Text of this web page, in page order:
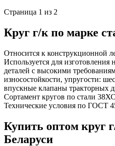
Страница 1 из 2
Круг г/к по марке
Относится к конструкционной
Используется для
деталей с высокими
износостойкости, упругости:
впускные клапаны тракторных
Сортамент кругов по стали
Технические условия по ГОСТ
Купить оптом круг
Беларуси